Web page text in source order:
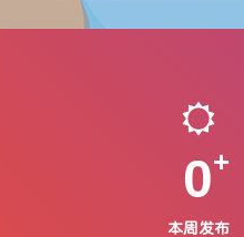
0
本周发布